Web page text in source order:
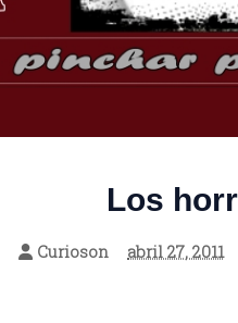
Los
Curioson abril 27, 2011